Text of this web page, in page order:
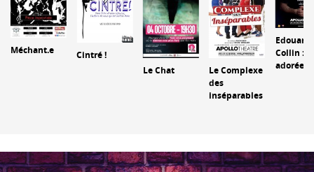
Méchant.e
Cintré !
Le Chat
Le Complexe
des
inséparables
Edouard
Collin :
adorées